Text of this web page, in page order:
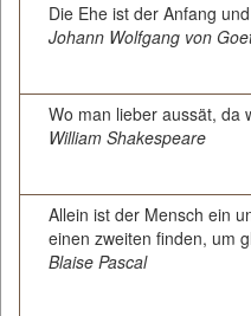
Die Ehe ist der Anfang
Johann Wolfgang von
Wo man lieber aussät, da
William Shakespeare
Allein ist der Mensch ein
einen zweiten finden, um
Blaise Pascal